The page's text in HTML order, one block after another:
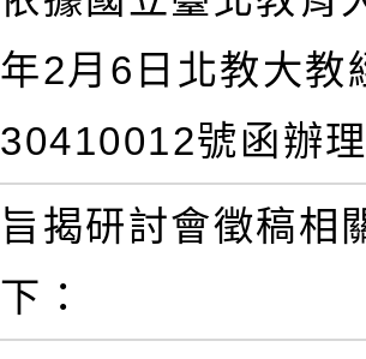
年2月6日北教大教
30410012號函辦
旨揭研討會徵稿相
下：